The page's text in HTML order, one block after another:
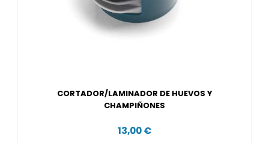
CORTADOR/LAMINADOR DE HUEVOS Y
CHAMPIÑONES
13,00 €